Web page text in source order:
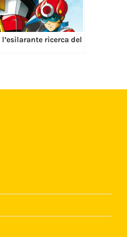
ricerca del